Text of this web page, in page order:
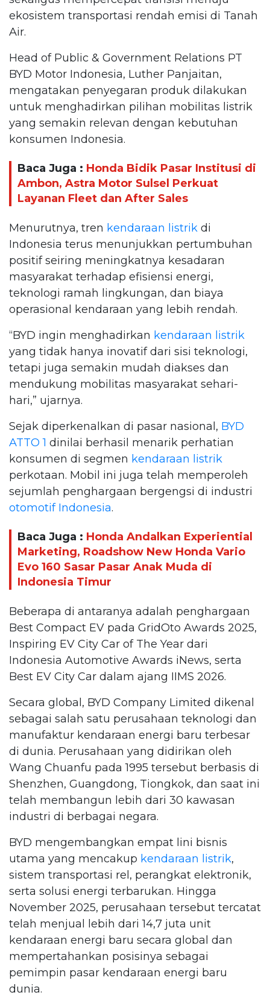
ekosistem transportasi rendah emisi di Tanah
Air.
Head of Public & Government Relations PT
BYD Motor Indonesia, Luther Panjaitan,
mengatakan penyegaran produk dilakukan
untuk menghadirkan pilihan mobilitas listrik
yang semakin relevan dengan kebutuhan
konsumen Indonesia.
Baca Juga : Honda Bidik Pasar Institusi di
Ambon, Astra Motor Sulsel Perkuat
Layanan Fleet dan After Sales
Menurutnya, tren kendaraan listrik di
Indonesia terus menunjukkan pertumbuhan
positif seiring meningkatnya kesadaran
masyarakat terhadap efisiensi energi,
teknologi ramah lingkungan, dan biaya
operasional kendaraan yang lebih rendah.
“BYD ingin menghadirkan kendaraan listrik
yang tidak hanya inovatif dari sisi teknologi,
tetapi juga semakin mudah diakses dan
mendukung mobilitas masyarakat sehari-
hari,” ujarnya.
Sejak diperkenalkan di pasar nasional, BYD
ATTO 1 dinilai berhasil menarik perhatian
konsumen di segmen kendaraan listrik
perkotaan. Mobil ini juga telah memperoleh
sejumlah penghargaan bergengsi di industri
otomotif Indonesia.
Baca Juga : Honda Andalkan Experiential
Marketing, Roadshow New Honda Vario
Evo 160 Sasar Pasar Anak Muda di
Indonesia Timur
Beberapa di antaranya adalah penghargaan
Best Compact EV pada GridOto Awards 2025,
Inspiring EV City Car of The Year dari
Indonesia Automotive Awards iNews, serta
Best EV City Car dalam ajang IIMS 2026.
Secara global, BYD Company Limited dikenal
sebagai salah satu perusahaan teknologi dan
manufaktur kendaraan energi baru terbesar
di dunia. Perusahaan yang didirikan oleh
Wang Chuanfu pada 1995 tersebut berbasis di
Shenzhen, Guangdong, Tiongkok, dan saat ini
telah membangun lebih dari 30 kawasan
industri di berbagai negara.
BYD mengembangkan empat lini bisnis
utama yang mencakup kendaraan listrik,
sistem transportasi rel, perangkat elektronik,
serta solusi energi terbarukan. Hingga
November 2025, perusahaan tersebut tercatat
telah menjual lebih dari 14,7 juta unit
kendaraan energi baru secara global dan
mempertahankan posisinya sebagai
pemimpin pasar kendaraan energi baru
dunia.